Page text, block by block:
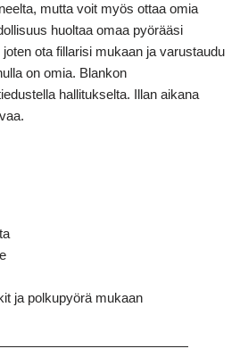
mutta voit myös ottaa omia
huoltaa omaa pyörääsi
ota fillarisi mukaan ja varustaudu
on omia. Blankon
hallitukselta. Illan aikana
ja polkupyörä mukaan